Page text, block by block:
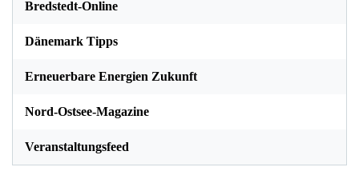
Bredstedt-Online
Dänemark Tipps
Erneuerbare Energien Zukunft
Nord-Ostsee-Magazine
Veranstaltungsfeed